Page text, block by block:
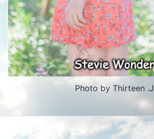
Photo by Thirteen .J